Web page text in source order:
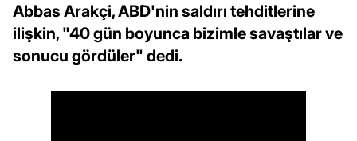
Abbas Arakçi, ABD'nin saldırı tehditlerine
ilişkin, "40 gün boyunca bizimle savaştılar ve
sonucu gördüler" dedi.